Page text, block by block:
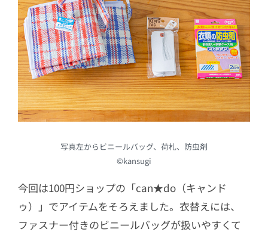
写真左からビニールバッグ、荷札、防虫剤
©kansugi
今回は100円ショップの「can★do（キャンド
ゥ）」でアイテムをそろえました。衣替えには、
ファスナー付きのビニールバッグが扱いやすくて